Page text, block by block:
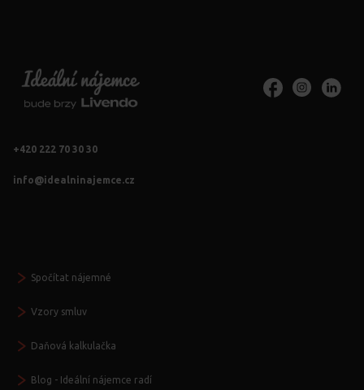
+420 222 70 30 30
info@idealninajemce.cz
Spočítat nájemné
Vzory smluv
Daňová kalkulačka
Blog - Ideální nájemce radí